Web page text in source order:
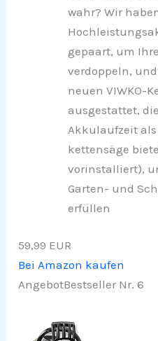
wahr? Wir
gepaart, um
verdoppeln,
neuen VIWKO-
ausgestattet,
Akkulaufzeit
kettensäge
vorinstalliert),
Garten- und
erfüllen
59,99 EUR
Bei Amazon kaufen
AngebotBestseller Nr. 6